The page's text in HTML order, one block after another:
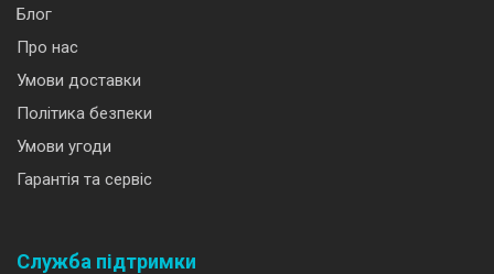
Блог
Про нас
Умови доставки
Політика безпеки
Умови угоди
Гарантія та сервіс
Служба підтримки